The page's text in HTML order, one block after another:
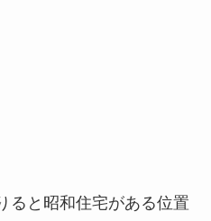
ると昭和住宅がある位置